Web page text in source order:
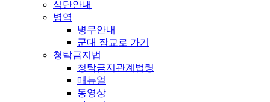
식단안내
병역
병무안내
군대 장교로 가기
청탁금지법
청탁금지관계법령
매뉴얼
동영상